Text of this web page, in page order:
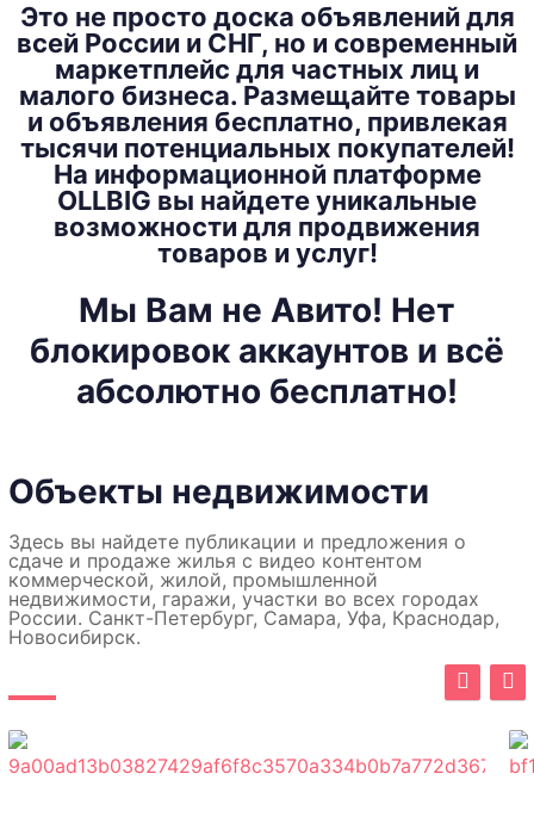
Это не просто доска объявлений для
всей России и СНГ, но и современный
маркетплейс для частных лиц и
малого бизнеса. Размещайте товары
и объявления бесплатно, привлекая
тысячи потенциальных покупателей!
На информационной платформе
OLLBIG вы найдете уникальные
возможности для продвижения
товаров и услуг!
Мы Вам не Авито! Нет
блокировок аккаунтов и всё
абсолютно бесплатно!
Объекты недвижимости
Здесь вы найдете публикации и предложения о
сдаче и продаже жилья с видео контентом
коммерческой, жилой, промышленной
недвижимости, гаражи, участки во всех городах
России. Санкт-Петербург, Самара, Уфа, Краснодар,
Новосибирск.